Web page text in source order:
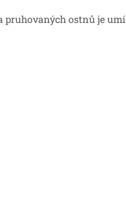
pruhovaných ostnů je